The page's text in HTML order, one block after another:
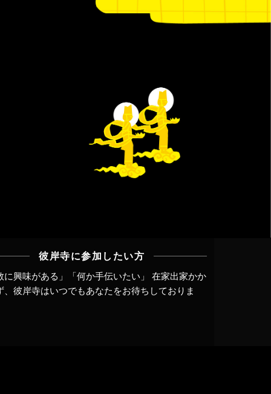
彼岸寺に参加したい方
に興味がある」「何か手伝いたい」 在家出家かか
、彼岸寺はいつでもあなたをお待ちしておりま